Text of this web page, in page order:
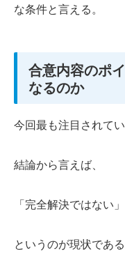
な条件と言える。
合意内容のポ
なるのか
今回最も注目されて
結論から言えば、
「完全解決ではない」
というのが現状である